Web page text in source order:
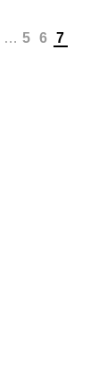
… 5 6 7